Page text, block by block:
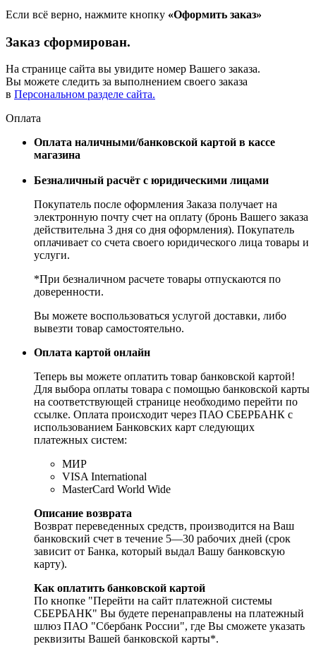
Если всё верно, нажмите кнопку «Оформить заказ»
Заказ сформирован.
На странице сайта вы увидите номер Вашего заказа.
Вы можете следить за выполнением своего заказа
в Персональном разделе сайта.
Оплата
Оплата наличными/банковской картой в кассе
магазина
Безналичный расчёт с юридическими лицами
Покупатель после оформления Заказа получает на
электронную почту счет на оплату (бронь Вашего заказа
действительна 3 дня со дня оформления). Покупатель
оплачивает со счета своего юридического лица товары и
услуги.
*При безналичном расчете товары отпускаются по
доверенности.
Вы можете воспользоваться услугой доставки, либо
вывезти товар самостоятельно.
Оплата картой онлайн
Теперь вы можете оплатить товар банковской картой!
Для выбора оплаты товара с помощью банковской карты
на соответствующей странице необходимо перейти по
ссылке. Оплата происходит через ПАО СБЕРБАНК с
использованием Банковских карт следующих
платежных систем:
МИР
VISA International
MasterCard World Wide
Описание возврата
Возврат переведенных средств, производится на Ваш
банковский счет в течение 5—30 рабочих дней (срок
зависит от Банка, который выдал Вашу банковскую
карту).
Как оплатить банковской картой
По кнопке "Перейти на сайт платежной системы
СБЕРБАНК" Вы будете перенаправлены на платежный
шлюз ПАО "Сбербанк России", где Вы сможете указать
реквизиты Вашей банковской карты*.